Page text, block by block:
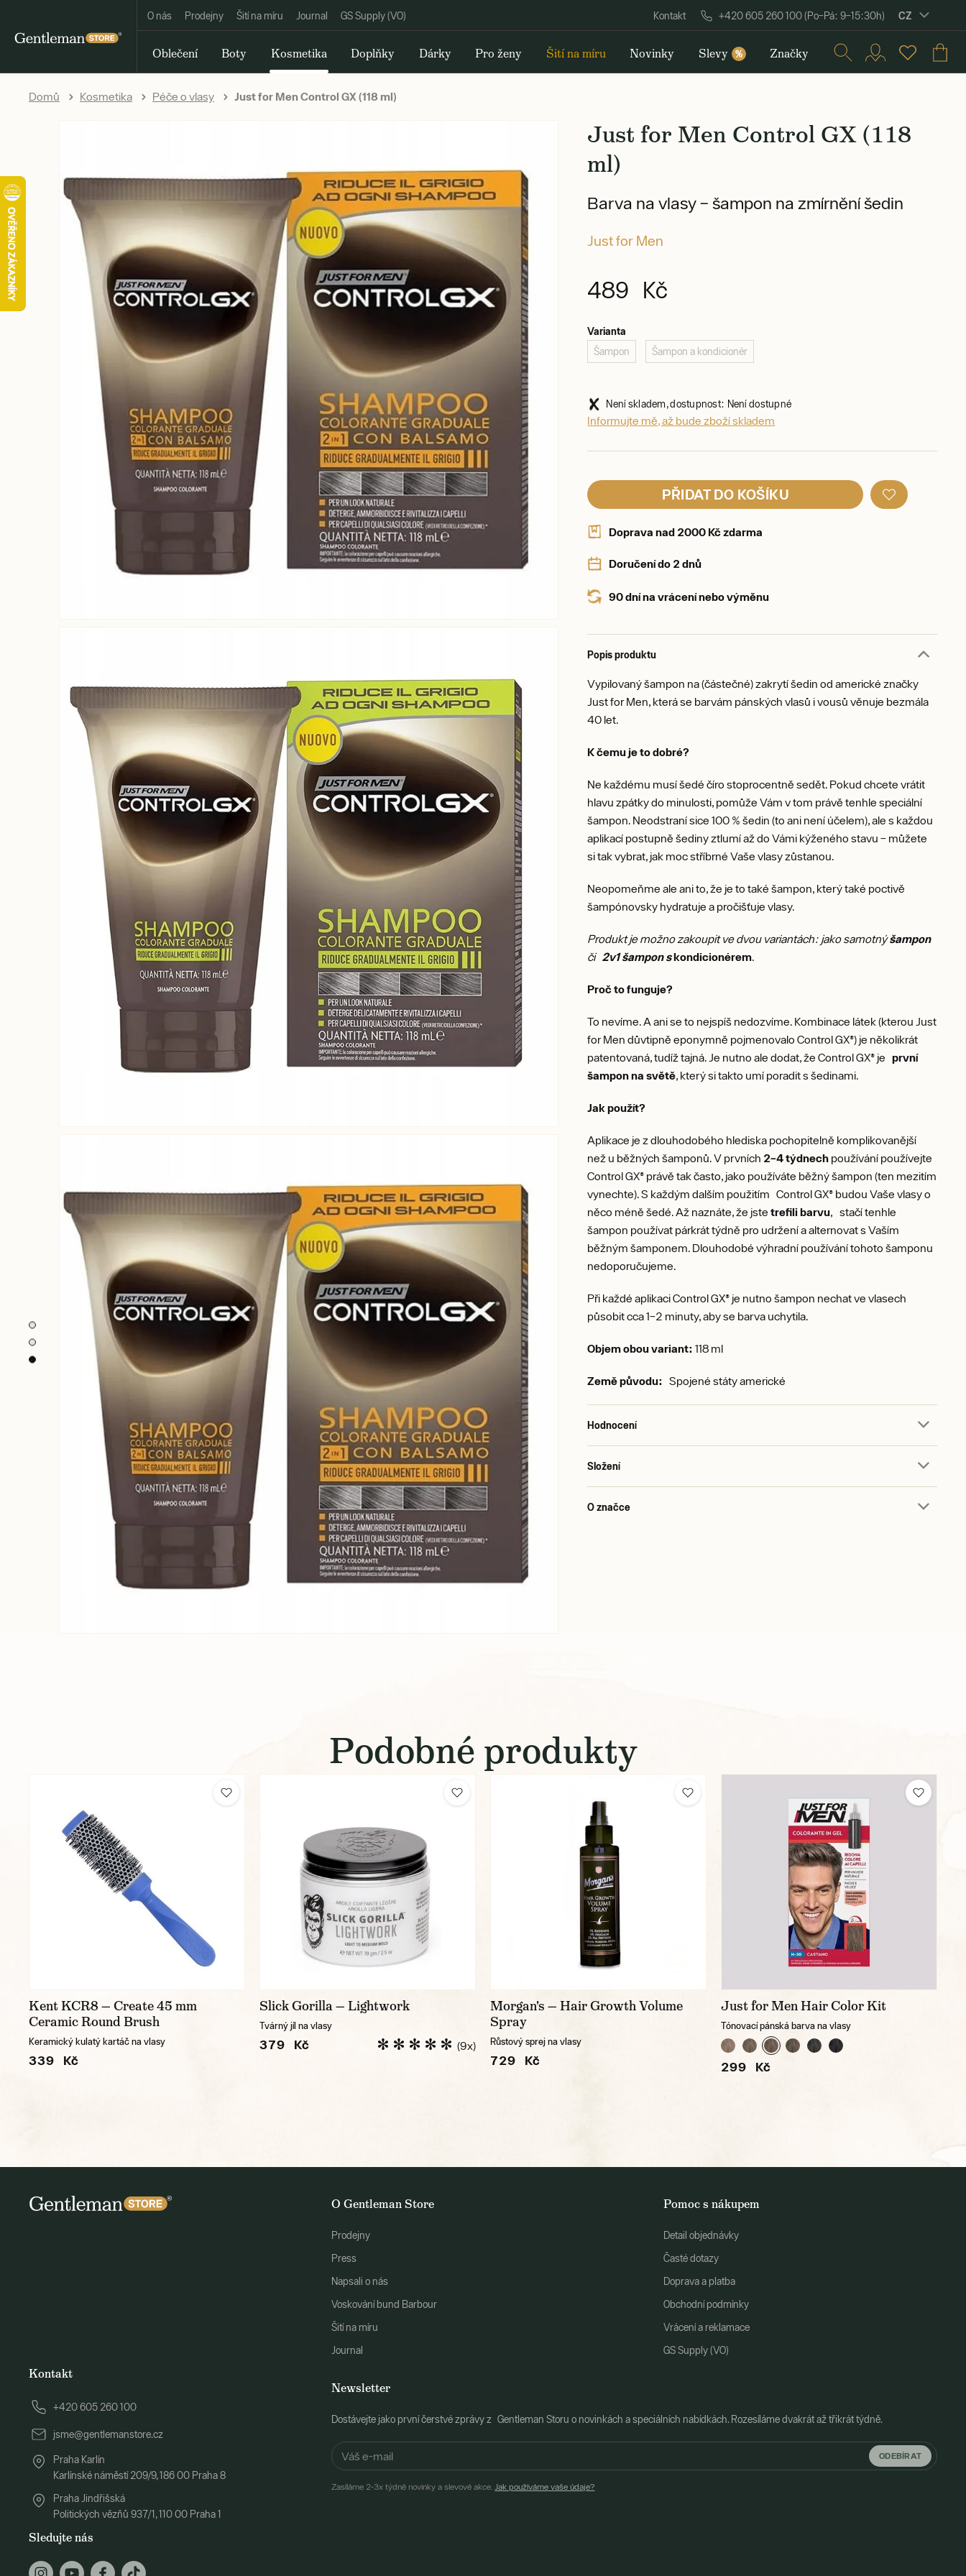
O nás Prodejny Šití na míru Journal GS Supply (VO) Kontakt +420 605 260 100 (Po–Pá: 9–15:30h) CZ
Oblečení Boty Kosmetika Doplňky Dárky Pro ženy Šití na míru Novinky Slevy % Značky
Domů Kosmetika Péče o vlasy Just for Men Control GX (118 ml)
Just for Men Control GX (118
ml)
Barva na vlasy – šampon na zmírnění šedin
Just for Men
489 Kč
Varianta
Šampon Šampon a kondicionér
Není skladem, dostupnost: Není dostupné
Informujte mě, až bude zboží skladem
PŘIDAT DO KOŠÍKU
Doprava nad 2000 Kč zdarma
Doručení do 2 dnů
90 dní na vrácení nebo výměnu
Popis produktu
Vypilovaný šampon na (částečné) zakrytí šedin od americké značky
Just for Men, která se barvám pánských vlasů i vousů věnuje bezmála
40 let.
K čemu je to dobré?
Ne každému musí šedé číro stoprocentně sedět. Pokud chcete vrátit
hlavu zpátky do minulosti, pomůže Vám v tom právě tenhle speciální
šampon. Neodstraní sice 100 % šedin (to ani není účelem), ale s každou
aplikací postupně šediny ztlumí až do Vámi kýženého stavu – můžete
si tak vybrat, jak moc stříbrné Vaše vlasy zůstanou.
Neopomeňme ale ani to, že je to také šampon, který také poctivě
šampónovsky hydratuje a pročišťuje vlasy.
Produkt je možno zakoupit ve dvou variantách: jako samotnýšampon
či 2v1 šampon skondicionérem
Proč to funguje?
To nevíme. A ani se to nejspíš nedozvíme. Kombinace látek (kterou Just
for Men důvtipně eponymně pojmenovalo Control GX®) je několikrát
patentovaná, tudíž tajná. Je nutno ale dodat, že Control GX® jeprvní
šampon na světě , který si takto umí poradit s šedinami.
Jak použít?
Aplikace je z dlouhodobého hlediska pochopitelně komplikovanější
než u běžných šamponů. V prvních 2–4 týdnech používání používejte
Control GX® právě tak často, jako používáte běžný šampon (ten mezitím
vynechte). S každým dalším použitím Control GX® budou Vaše vlasy o
něco méně šedé. Až naznáte, že jstetrefili barvu , stačí tenhle
šampon používat párkrát týdně pro udržení a alternovat s Vaším
běžným šamponem. Dlouhodobé výhradní používání tohoto šamponu
nedoporučujeme.
Při každé aplikaci Control GX® je nutno šampon nechat ve vlasech
působit cca 1–2 minuty, aby se barva uchytila.
Objem obou variant: 118 ml
Země původu:Spojené státy americké
Hodnocení
Složení
O značce
Podobné produkty
Kent KCR8 — Create 45 mm
Ceramic Round Brush
Keramický kulatý kartáč na vlasy
339 Kč
Slick Gorilla — Lightwork
Tvárný jíl na vlasy
379 Kč (9x)
Morgan's — Hair Growth Volume
Spray
Růstový sprej na vlasy
729 Kč
Just for Men Hair Color Kit
Tónovací pánská barva na vlasy
299 Kč
O Gentleman Store
Prodejny
Press
Napsali o nás
Voskování bund Barbour
Šití na míru
Journal
Pomoc s nákupem
Detail objednávky
Časté dotazy
Doprava a platba
Obchodní podmínky
Vrácení a reklamace
GS Supply (VO)
Newsletter
Dostávejte jako první čerstvé zprávy z Gentleman Storu o novinkách a speciálních nabídkách. Rozesíláme dvakrát až třikrát týdně.
ODEBÍRAT
Zasíláme 2-3x týdně novinky a slevové akce.Jak používáme vaše údaje?
Kontakt
+420 605 260 100
jsme@gentlemanstore.cz
Praha Karlín
Karlínské náměstí 209/9, 186 00 Praha 8
Praha Jindřišská
Politických vězňů 937/1, 110 00 Praha 1
Sledujte nás